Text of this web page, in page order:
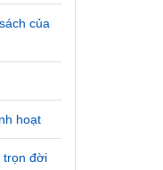
của
hoạt
trọn đời